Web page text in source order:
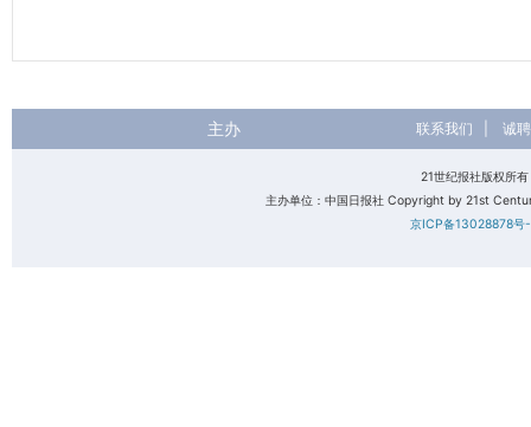
主办 联系我们 诚
21世纪报社版权所
主办单位：中国日报社 Copyright by 21st
京ICP备13028878号